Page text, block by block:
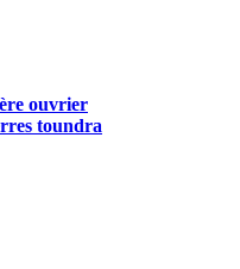
ouvrier
toundra